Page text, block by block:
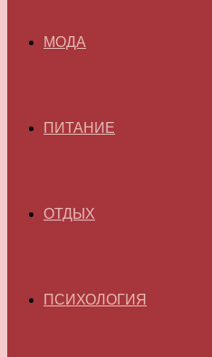
МОДА
ПИТАНИЕ
ОТДЫХ
ПСИХОЛОГИЯ